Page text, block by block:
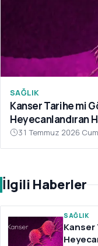
SAĞLIK
Kanser Tarihe mi
Heyecanlandıran
31 Temmuz 2026
İlgili Haberler
SAĞLIK
Kanser